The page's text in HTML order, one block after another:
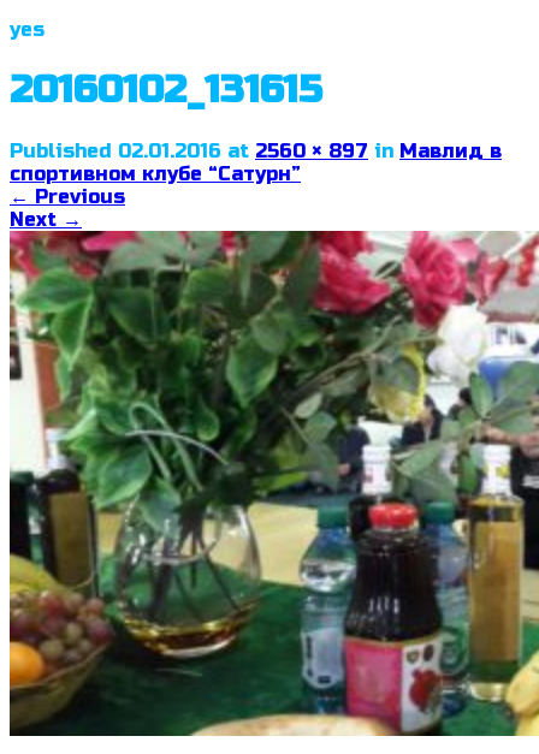
yes
20160102_131615
Published 02.01.2016 at 2560 × 897 in Мавлид в
спортивном клубе “Сатурн”
← Previous
Next →